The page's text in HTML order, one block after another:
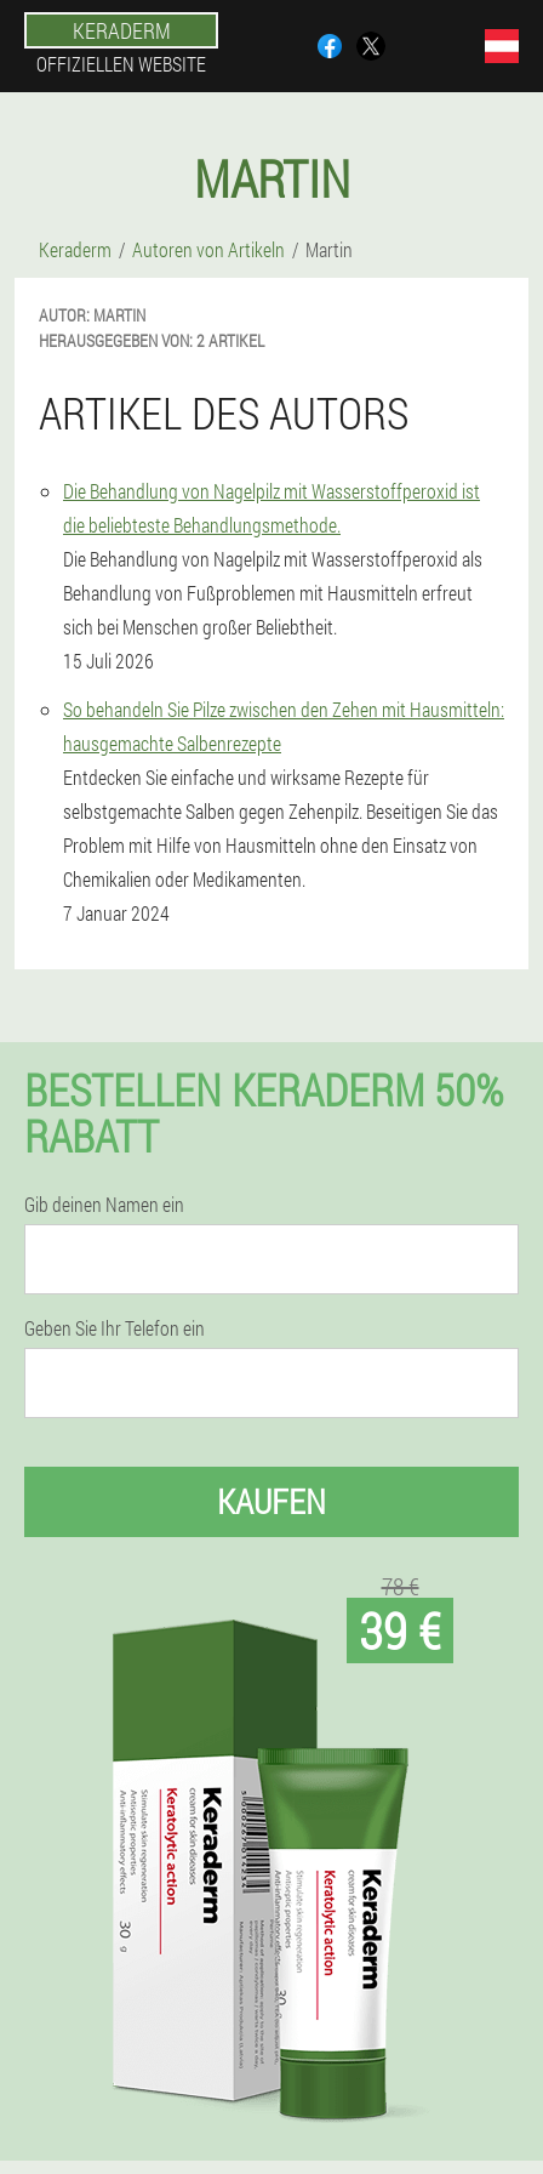
KERADERM
OFFIZIELLEN WEBSITE
MARTIN
Keraderm Autoren von Artikeln Martin
AUTOR: MARTIN
HERAUSGEGEBEN VON:2 ARTIKEL
ARTIKEL DES AUTORS
Die Behandlung von Nagelpilz mit Wasserstoffperoxid ist
die beliebteste Behandlungsmethode.
Die Behandlung von Nagelpilz mit Wasserstoffperoxid als
Behandlung von Fußproblemen mit Hausmitteln erfreut
sich bei Menschen großer Beliebtheit.
15 Juli 2026
So behandeln Sie Pilze zwischen den Zehen mit Hausmitteln:
hausgemachte Salbenrezepte
Entdecken Sie einfache und wirksame Rezepte für
selbstgemachte Salben gegen Zehenpilz. Beseitigen Sie das
Problem mit Hilfe von Hausmitteln ohne den Einsatz von
Chemikalien oder Medikamenten.
7 Januar 2024
BESTELLEN KERADERM 50%
RABATT
Gib deinen Namen ein
Geben Sie Ihr Telefon ein
KAUFEN
78 €
39 €